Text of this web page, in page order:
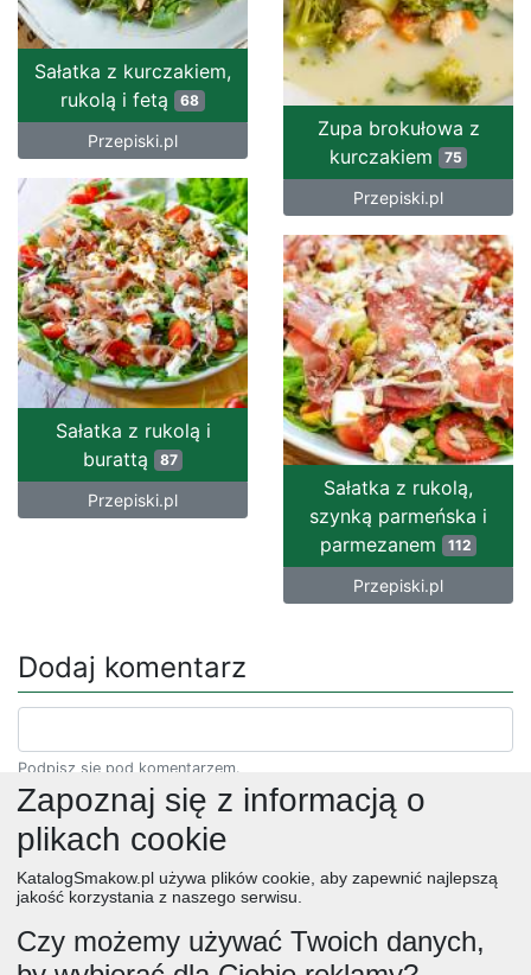
Sałatka z kurczakiem,
rukolą i fetą 68
Przepiski.pl
Zupa brokułowa z
kurczakiem
75
Przepiski.pl
Sałatka z rukolą i
burattą
87
Przepiski.pl
Sałatka z rukolą,
szynką parmeńska i
parmezanem
112
Przepiski.pl
Dodaj komentarz
Podpisz się pod komentarzem.
Zapoznaj się z informacją o
plikach cookie
KatalogSmakow.pl używa plików cookie, aby zapewnić najlepszą
jakość korzystania z naszego serwisu.
Czy możemy używać Twoich danych,